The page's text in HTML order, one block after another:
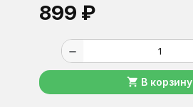
899 ₽
remove
shopping_cart В корзину